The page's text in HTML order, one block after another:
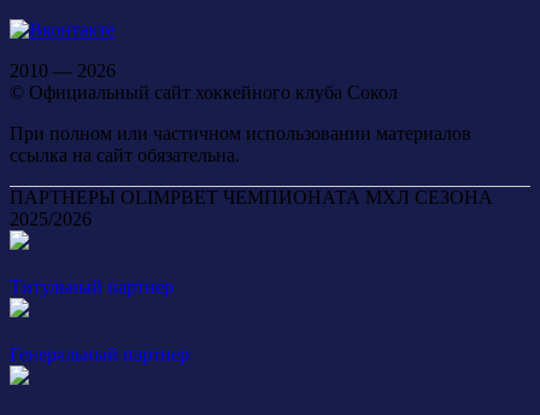
2010 — 2026
© Официальный сайт хоккейного клуба Сокол
При полном или частичном использовании материалов
ссылка на сайт обязательна.
ПАРТНЕРЫ OLIMPBET ЧЕМПИОНАТА МХЛ СЕЗОНА
2025/2026
Титульный партнер
Генеральный партнер